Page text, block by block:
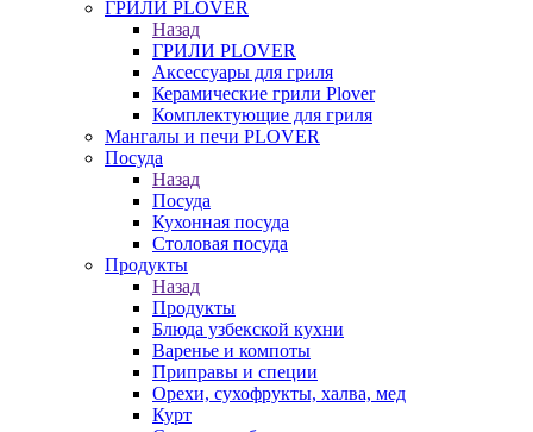
ГРИЛИ PLOVER
Назад
ГРИЛИ PLOVER
Аксессуары для гриля
Керамические грили Plover
Комплектующие для гриля
Мангалы и печи PLOVER
Посуда
Назад
Посуда
Кухонная посуда
Столовая посуда
Продукты
Назад
Продукты
Блюда узбекской кухни
Варенье и компоты
Приправы и специи
Орехи, сухофрукты, халва, мед
Курт